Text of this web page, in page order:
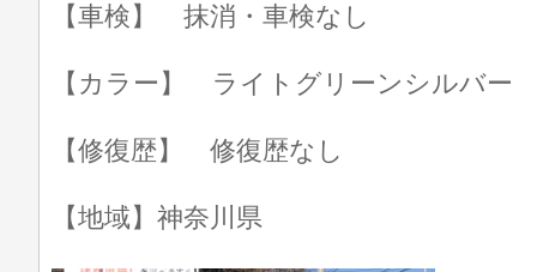
【車検】 抹消・車検なし
【カラー】 ライトグリーンシルバー
【修復歴】 修復歴なし
【地域】神奈川県